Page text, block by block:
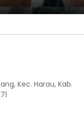
Kec. Harau, Kab.